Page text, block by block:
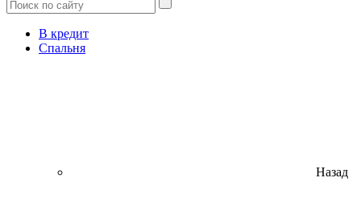
В кредит
Спальня
Назад